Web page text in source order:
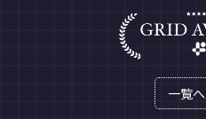
一覧